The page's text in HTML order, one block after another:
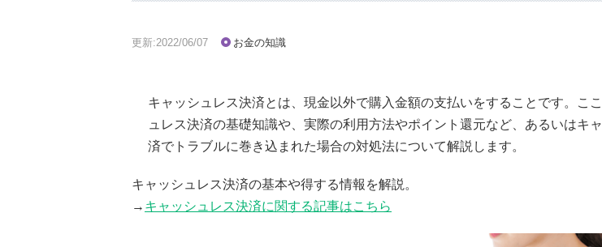
更新:2022/06/07 お金の知識
キャッシュレス決済とは、現金以外で購入金額の支払いをすることです。こ
ュレス決済の基礎知識や、実際の利用方法やポイント還元など、あるいはキ
済でトラブルに巻き込まれた場合の対処法について解説します。
キャッシュレス決済の基本や得する情報を解説。
→ キャッシュレス決済に関する記事はこちら